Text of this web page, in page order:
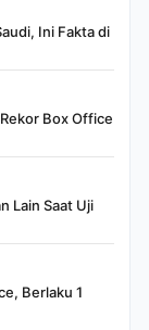
Ini Fakta di
Box Office
Lain Saat Uji
Berlaku 1